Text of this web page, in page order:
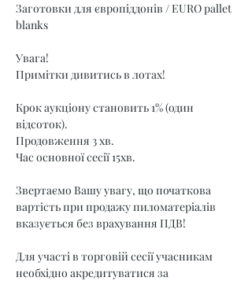
Заготовки для європіддонів / EURO pallet
blanks
Увага!
Примітки дивитись в лотах!
Крок аукціону становить 1% (один
відсоток).
Продовження 3 хв.
Час основної сесії 15хв.
Звертаємо Вашу увагу, що початкова
вартість при продажу пиломатеріалів
вказується без врахування ПДВ!
Для участі в торговій сесії учасникам
необхідно акредитуватися за